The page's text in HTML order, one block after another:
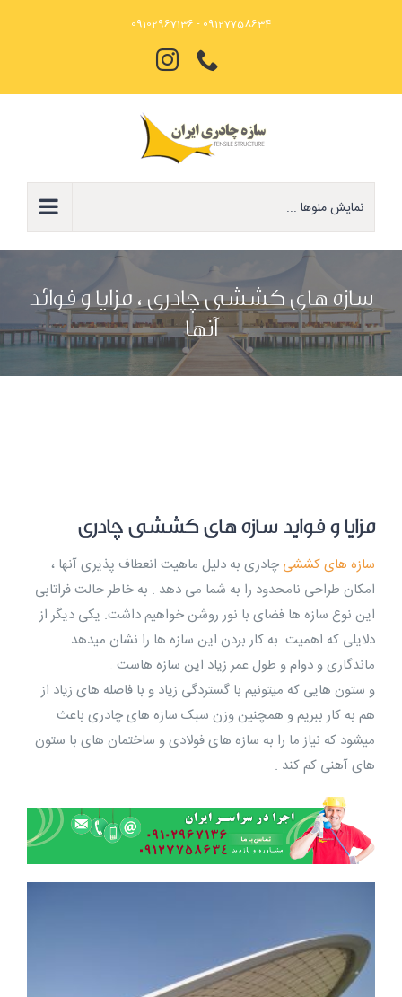
09127758634 - 09102967136
Instagram
نمایش منوها ...
سازه های کششی چادری ، مزایا و فوائد
آنها
مزایا و فواید سازه های کششی چادری
سازه های کششی چادری به دلیل ماهیت انعطاف پذیری آنها ،
امکان طراحی نامحدود را به شما می دهد . به خاطر حالت فراتابی
این نوع سازه ها فضای با نور روشن خواهیم داشت. یکی دیگر از
دلایلی که اهمیت به کار بردن این سازه ها را نشان میدهد
ماندگاری و دوام و طول عمر زیاد این سازه هاست .
و ستون هایی که میتونیم با گستردگی زیاد و با فاصله های زیاد از
هم به کار ببریم و همچنین وزن سبک سازه های چادری باعث
میشود که نیاز ما را به سازه های فولادی و ساختمان های با ستون
های آهنی کم کند .